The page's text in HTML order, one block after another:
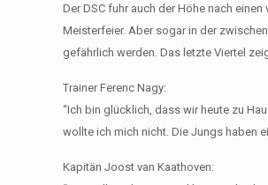
Der DSC fuhr auch der Höhe nach
Meisterfeier. Aber sogar in der
gefährlich werden. Das letzte Viertel
Trainer Ferenc Nagy:
“Ich bin glücklich, dass wir heute zu
wollte ich mich nicht. Die Jungs haben
Kapitän Joost van Kaathoven: